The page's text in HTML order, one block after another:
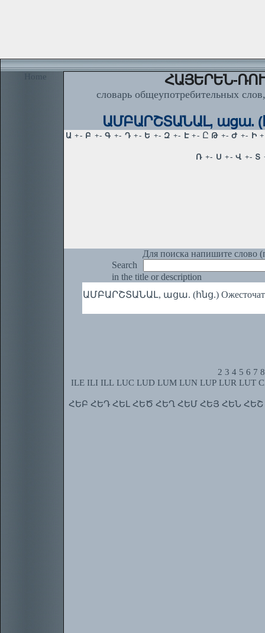
Home ՀԱՅԵՐԵՆ-
словарь общеупотребительных
ԱՄԲԱՐՇՏԱՆԱԼ, ացա.
Для поиска напишите слово
Search
in the title or description
ԱՄԲԱՐՇՏԱՆԱԼ, ացա. (հնց.)
2 3 4 5 6 7 8
ILE ILI ILL LUC LUD LUM LUN LUP LUR LUT
ՀԵԲ ՀԵԴ ՀԵԼ ՀԵԾ ՀԵՂ ՀԵՄ ՀԵՅ ՀԵՆ ՀԵՇ